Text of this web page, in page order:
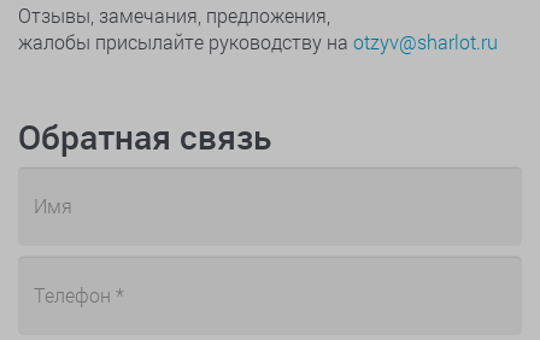
Отзывы, замечания, предложения,
жалобы присылайте руководству на otzyv@sharlot.ru
Обратная связь